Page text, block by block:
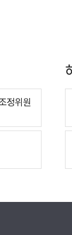
정위원